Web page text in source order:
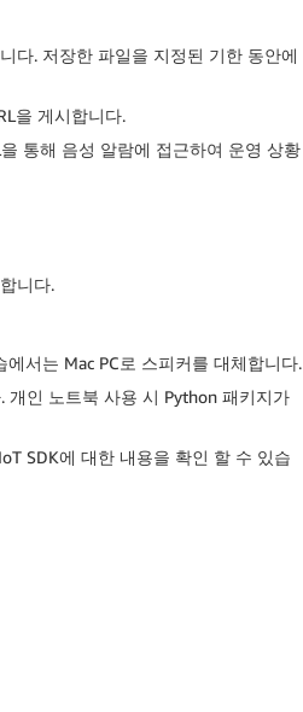
다. 저장한 파일을 지정된 기한 동안에
을 게시합니다.
통해 음성 알람에 접근하여 운영 상황
니다.
서는 Mac PC로 스피커를 대체합니다.
개인 노트북 사용 시 Python 패키지가
SDK에 대한 내용을 확인 할 수 있습